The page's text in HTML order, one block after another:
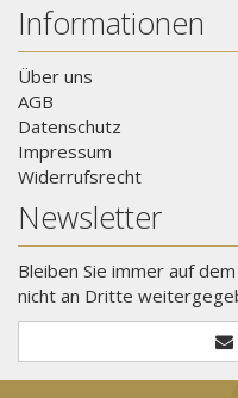
Informationen
Über uns
AGB
Datenschutz
Impressum
Widerrufsrecht
Newsletter
Bleiben Sie immer auf
nicht an Dritte